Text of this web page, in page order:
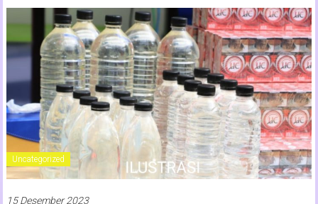
Uncategorized
15 Desember 2023